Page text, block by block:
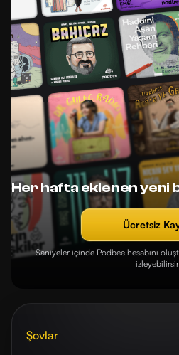
Her hafta eklenen yeni
Ücretsiz
Saniyeler içinde Podbee hesabını
Şovlar